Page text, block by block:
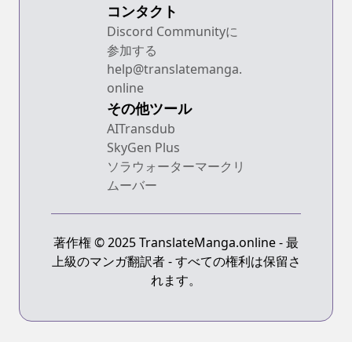
コンタクト
Discord Communityに
参加する
help@translatemanga.
online
その他ツール
AITransdub
SkyGen Plus
ソラウォーターマークリ
ムーバー
著作権 © 2025 TranslateManga.online - 最
上級のマンガ翻訳者 - すべての権利は保留さ
れます。